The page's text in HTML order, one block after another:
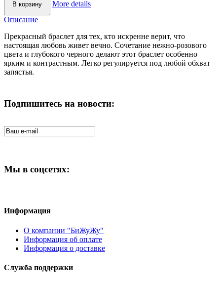
More details
Описание
Прекрасный браслет для тех, кто искренне верит, что
настоящая любовь живет вечно. Сочетание нежно-розового
цвета и глубокого черного делают этот браслет особенно
ярким и контрастным. Легко регулируется под любой обхват
запястья.
Подпишитесь на новости:
Мы в соцсетях:
Информация
О компании "БиЖуЖу"
Информация об оплате
Информация о доставке
Служба поддержки